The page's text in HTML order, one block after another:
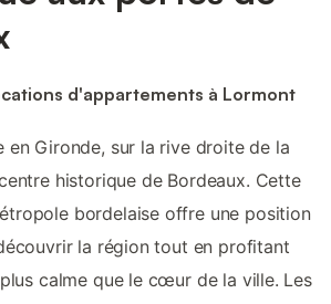
d'appartements à Lormont
en Gironde, sur la rive droite de la
historique de Bordeaux. Cette
bordelaise offre une position
la région tout en profitant
calme que le cœur de la ville. Les